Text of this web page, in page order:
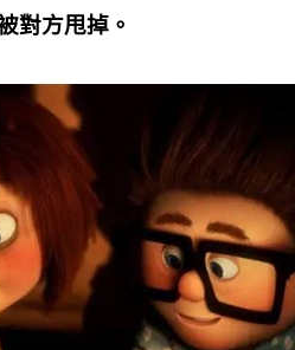
對方甩掉。